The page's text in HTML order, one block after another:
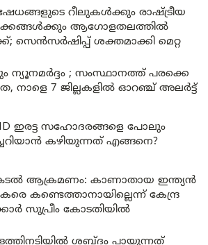
റീലുകൾക്കും രാഷ്ട്രീയ
ആഗോളതലത്തിൽ
സെൻസർഷിപ്പ് ശക്തമാക്കി മെറ്റ
ന്യൂനമർദ്ദം ; സംസ്ഥാനത്ത് പരക്കെ
നാളെ 7 ജില്ലകളിൽ ഓറഞ്ച് അലർട്ട്
ID ഇരട്ട സഹോദരങ്ങളെ പോലും
കഴിയുന്നത് എങ്ങനെ?
ആക്രമണം: കാണാതായ ഇന്ത്യൻ
കണ്ടെത്താനായില്ലെന്ന് കേന്ദ്ര
സുപ്രീം കോടതിയിൽ
ശബ്ദം പായുന്നത്